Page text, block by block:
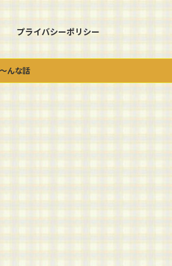
プライバシーポリシー
んな話